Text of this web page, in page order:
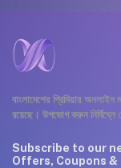
বাংলাদেশের প্রিমিয়ার
রয়েছে। উপভোগ করুন নির্বিঘ্নে
Subscribe to our
Offers, Coupons &